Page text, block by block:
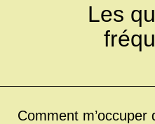
Les
Comment m’occuper